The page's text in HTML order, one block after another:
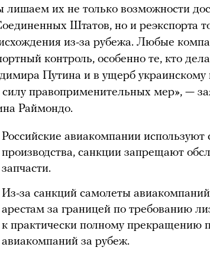
их не только возможности
Штатов, но и реэкспорта
из-за рубежа. Любые
контроль, особенно те, кто
Путина и в ущерб украинскому
правоприменительных мер», —
Раймондо.
Российские авиакомпании
производства, санкции запрещают
запчасти.
Из-за санкций самолеты
арестам за границей по требованию
к практически полному прекращению
авиакомпаний за рубеж.